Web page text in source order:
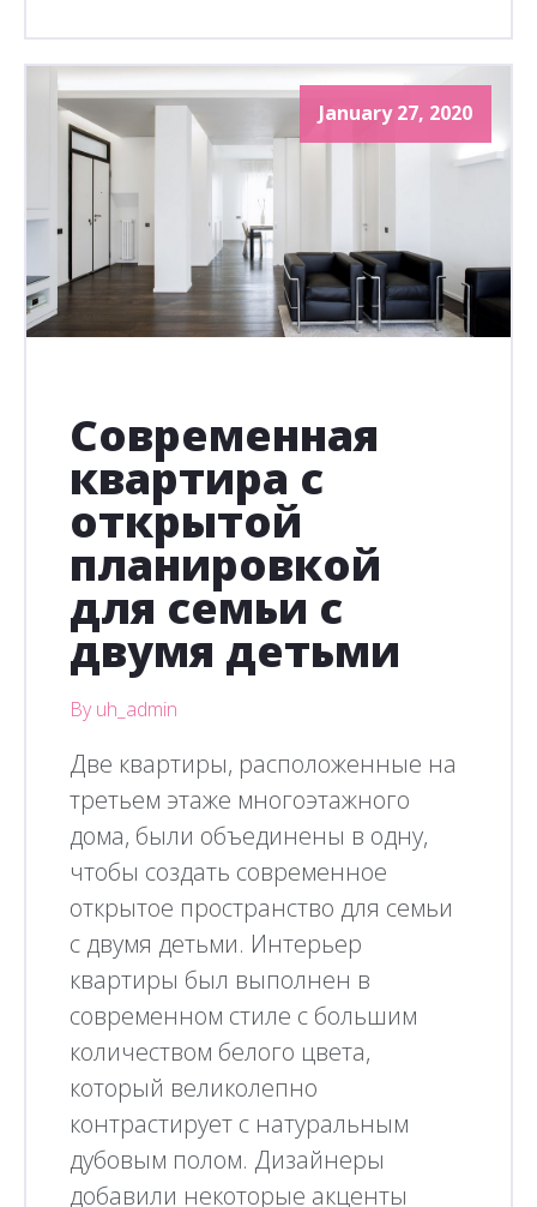
January 27, 2020
Современная
квартира с
открытой
планировкой
для семьи с
двумя детьми
By uh_admin
Две квартиры, расположенные на
третьем этаже многоэтажного
дома, были объединены в одну,
чтобы создать современное
открытое пространство для семьи
с двумя детьми. Интерьер
квартиры был выполнен в
современном стиле с большим
количеством белого цвета,
который великолепно
контрастирует с натуральным
дубовым полом. Дизайнеры
добавили некоторые акценты